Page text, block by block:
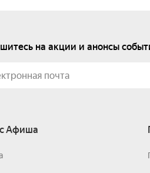
на акции и анонсы
Афиша